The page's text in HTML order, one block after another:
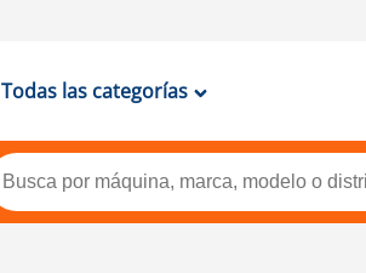
Todas las categorías